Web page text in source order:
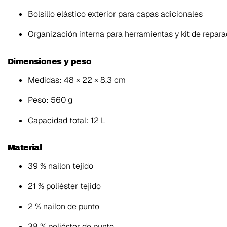
Bolsillo elástico exterior para capas adicionales
Organización interna para herramientas y kit de
Dimensiones y peso
Medidas: 48 × 22 × 8,3 cm
Peso: 560 g
Capacidad total: 12 L
Material
39 % nailon tejido
21 % poliéster tejido
2 % nailon de punto